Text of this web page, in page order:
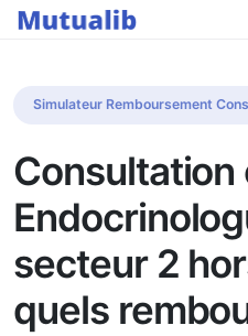
Simulateur Remboursement
Consultation
secteur 2
quels